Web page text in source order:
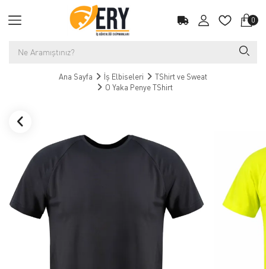
0
Ana Sayfa İş Elbiseleri
TShirt ve Sweat
O Yaka Penye TShirt